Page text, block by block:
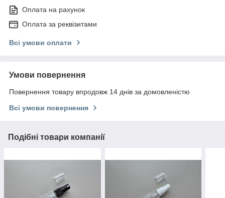
Оплата на рахунок
Оплата за реквізитами
Всі умови оплати
Умови повернення
Повернення товару впродовж 14 днів за домовленістю
Всі умови повернення
Подібні товари компанії